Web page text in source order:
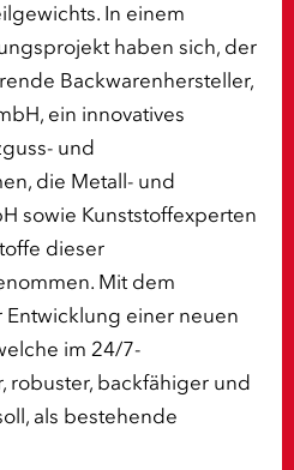
In einem
haben sich, der
Backwarenhersteller,
ein innovatives
und
die Metall- und
sowie Kunststoffexperten
dieser
Mit dem
einer neuen
im 24/7-
robuster, backfähiger und
als bestehende